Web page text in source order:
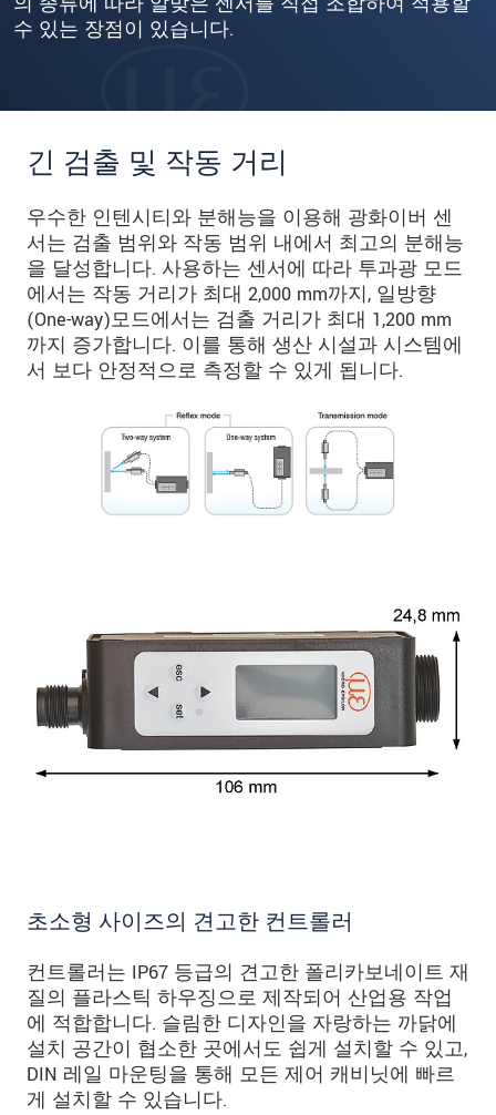
수 있는 장점이 있습니다.
긴 검출 및 작동 거리
우수한 인텐시티와 분해능을 이용해 광화이버 센
서는 검출 범위와 작동 범위 내에서 최고의 분해능
을 달성합니다. 사용하는 센서에 따라 투과광 모드
에서는 작동 거리가 최대 2,000 mm까지, 일방향
(One-way)모드에서는 검출 거리가 최대 1,200 mm
까지 증가합니다. 이를 통해 생산 시설과 시스템에
서 보다 안정적으로 측정할 수 있게 됩니다.
초소형 사이즈의 견고한 컨트롤러
컨트롤러는 IP67 등급의 견고한 폴리카보네이트 재
질의 플라스틱 하우징으로 제작되어 산업용 작업
에 적합합니다. 슬림한 디자인을 자랑하는 까닭에
설치 공간이 협소한 곳에서도 쉽게 설치할 수 있고,
DIN 레일 마운팅을 통해 모든 제어 캐비닛에 빠르
게 설치할 수 있습니다.